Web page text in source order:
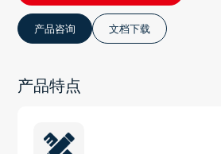
产品咨询 文档下载
产品特点